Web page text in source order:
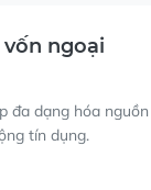
ngoại
đa dạng hóa
tín dụng.